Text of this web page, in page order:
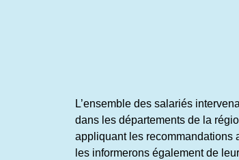
L’ensemble des salariés
dans les départements de la
appliquant les recommandations
les informerons également de